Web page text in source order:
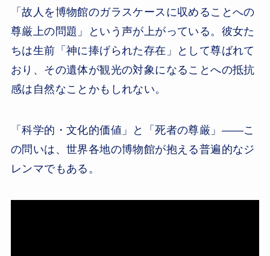
「故人を博物館のガラスケースに収めることへの
尊厳上の問題」という声が上がっている。彼女た
ちは生前「神に捧げられた存在」として尊ばれて
おり、その遺体が観光の対象になることへの抵抗
感は自然なことかもしれない。
「科学的・文化的価値」と「死者の尊厳」——こ
の問いは、世界各地の博物館が抱える普遍的なジ
レンマでもある。